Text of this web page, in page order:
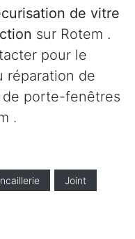
de vitre
sur Rotem .
pour le
réparation de
de porte-fenêtres
.
Joint